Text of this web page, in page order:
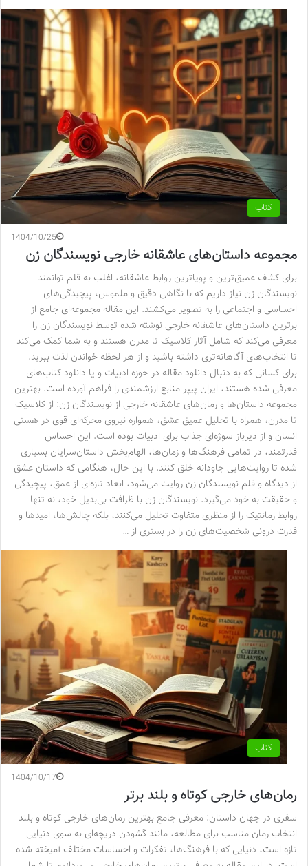
کتاب
1404/10/25
مجموعه داستان‌های عاشقانه خارجی نویسندگان زن
برای کشف عمیق‌ترین و پویاترین روابط عاشقانه، اغلب به قلم توانمند
نویسندگان زن نیاز داریم که با نگاهی دقیق و ملموس، پیچیدگی‌های
احساسی و اجتماعی را به تصویر می‌کشند. این مقاله مجموعه‌ای جامع از
برترین داستان‌های عاشقانه خارجی نوشته شده توسط نویسندگان زن را
معرفی می‌کند که شامل آثار کلاسیک تا مدرن هستند و به شما کمک می‌کند
تا انتخاب‌های آگاهانه‌تری داشته باشید و از هر لحظه خواندن لذت ببرید.
برای کسانی که به دنبال دانلود مقاله در حوزه ادبیات و یا دانلود کتاب‌های
معرفی شده هستند، ایران پیپر منابع ارزشمندی را فراهم آورده است. بهترین
مجموعه داستان‌ها و رمان‌های عاشقانه خارجی از نویسندگان زن: از کلاسیک
تا مدرن، همراه با تحلیل عمیق عشق، همواره نیروی محرکه‌ای قوی در هستی
انسان و از دیرباز سوژه‌ای جذاب برای ادبیات بوده است. این احساس
قدرتمند، در تمامی فرهنگ‌ها و زمان‌ها، الهام‌بخش داستان‌سرایان بسیاری
شده تا روایت‌هایی جاودانه خلق کنند. با این حال، هنگامی که داستان عشق
از دیدگاه و قلم نویسندگان زن روایت می‌شود، ابعاد تازه‌ای از عمق، پیچیدگی
و حقیقت به خود می‌گیرد. نویسندگان زن با ظرافت بی‌بدیل خود، نه تنها
روابط رمانتیک را از منظری متفاوت تحلیل می‌کنند، بلکه چالش‌ها، امیدها و
قدرت درونی شخصیت‌های زن را در بستری از …
کتاب
1404/10/17
رمان‌های خارجی کوتاه و بلند برتر
سفری در جهان داستان: معرفی جامع بهترین رمان‌های خارجی کوتاه و بلند
انتخاب رمان مناسب برای مطالعه، مانند گشودن دریچه‌ای به سوی دنیایی
تازه است، دنیایی که با فرهنگ‌ها، تفکرات و احساسات مختلف آمیخته شده